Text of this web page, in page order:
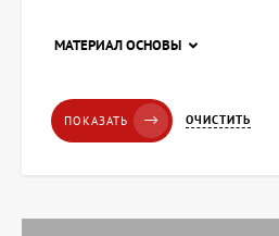
МАТЕРИАЛ ОСНОВЫ
ПОКАЗАТЬ ОЧИСТИТЬ
Картина Пирс, художник
Лоза Наталья
11 238 UAH